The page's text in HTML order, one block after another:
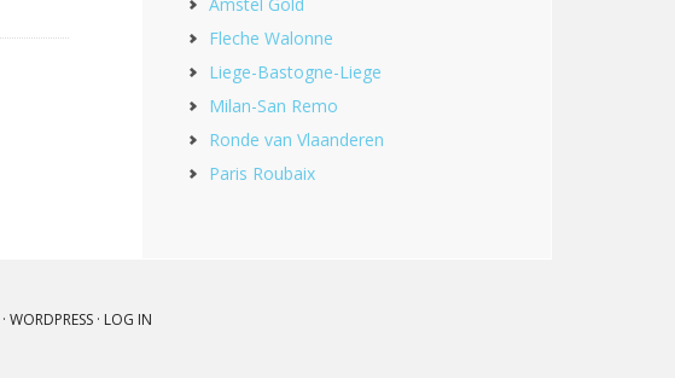
Fleche Walonne
Liege-Bastogne-Liege
Milan-San Remo
Ronde van Vlaanderen
Paris Roubaix
· WORDPRESS · LOG IN